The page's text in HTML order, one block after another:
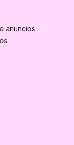
anuncios